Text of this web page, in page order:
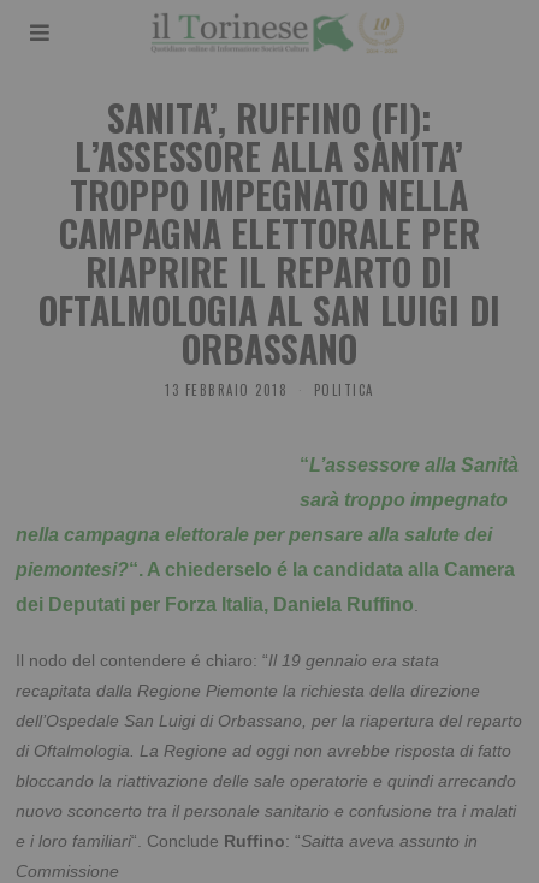
SANITA’, RUFFINO (FI):
L’ASSESSORE ALLA SANITA’
TROPPO IMPEGNATO NELLA
CAMPAGNA ELETTORALE PER
RIAPRIRE IL REPARTO DI
OFTALMOLOGIA AL SAN LUIGI DI
ORBASSANO
13 FEBBRAIO 2018 POLITICA
“L’assessore alla Sanità
sarà troppo impegnato
nella campagna elettorale per pensare alla salute dei
piemontesi?“. A chiederselo é la candidata alla Camera
dei Deputati per Forza Italia, Daniela Ruffino.
Il nodo del contendere é chiaro: “Il 19 gennaio era stata
recapitata dalla Regione Piemonte la richiesta della direzione
dell’Ospedale San Luigi di Orbassano, per la riapertura del reparto
di Oftalmologia. La Regione ad oggi non avrebbe risposta di fatto
bloccando la riattivazione delle sale operatorie e quindi arrecando
nuovo sconcerto tra il personale sanitario e confusione tra i malati
e i loro familiari“. Conclude Ruffino: “Saitta aveva assunto in
Commissione